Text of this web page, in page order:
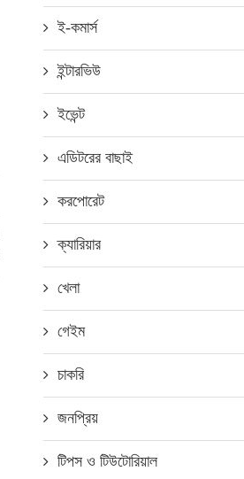
ই-কমার্স
ইন্টারভিউ
ইভেন্ট
এডিটরের বাছাই
করপোরেট
ক্যারিয়ার
খেলা
গেইম
চাকরি
জনপ্রিয়
টিপস ও টিউটোরিয়াল